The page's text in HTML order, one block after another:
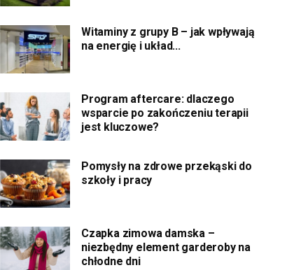
Witaminy z grupy B – jak wpływają
na energię i układ...
Program aftercare: dlaczego
wsparcie po zakończeniu terapii
jest kluczowe?
Pomysły na zdrowe przekąski do
szkoły i pracy
Czapka zimowa damska –
niezbędny element garderoby na
chłodne dni